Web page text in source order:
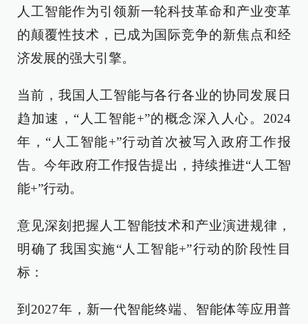
人工智能作为引领新一轮科技革命和产业变革
的颠覆性技术，已成为国际竞争的新焦点和经
济发展的强大引擎。
当前，我国人工智能与各行各业的协同发展日
趋加速，“人工智能+”的概念深入人心。2024
年，“人工智能+”行动首次被写入政府工作报
告。今年政府工作报告提出，持续推进“人工智
能+”行动。
意见深刻把握人工智能技术和产业演进规律，
明确了我国实施“人工智能+”行动的阶段性目
标：
到2027年，新一代智能终端、智能体等应用普